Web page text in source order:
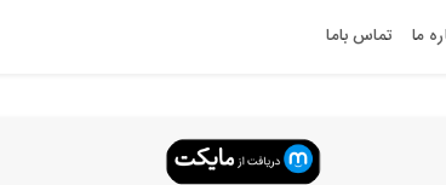
ما تماس باما